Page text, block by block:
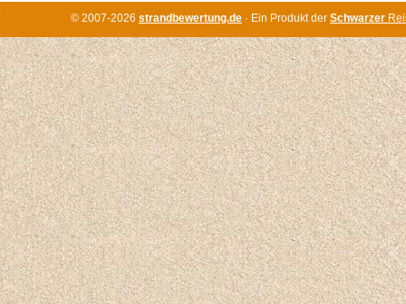
© 2007-2026 strandbewertung.de · Ein Produkt der Schwarzer